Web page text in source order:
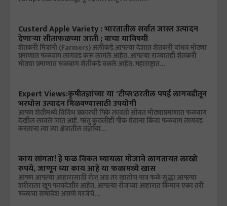
Custerd Apple Variety : भारतातील सर्वात जास्त उत्पादन
देणाऱ्या सीताफळच्या जाती ; वाचा याविषयी
शेतकरी मित्रांनो (Farmers) अलीकडे आपल्या देशात शेतकरी बांधव मोठ्या
प्रमाणात फळबाग लागवड करू लागले आहेत. आपल्या राज्यातही शेतकरी
मोठ्या प्रमाणात फळबाग शेतीकडे वळले आहेत. महाराष्ट्रात…
Expert Views:कृषीतज्ञांच्या या 'टीप्स'ठरतील पपई लागवडीतून
भरघोस उत्पादन मिळवण्यासाठी उपयोगी
आपण शेतीमध्ये विविध प्रकारची पिके लावतो सोबत मोठ्याप्रमाणात फळबाग
देखील लावले जात आहे. परंतु कुठलीही पीक घेताना किंवा फळबाग लागवड
करताना त्या त्या क्षेत्रातील तज्ञांचा…
काय सांगता! हे फळ विकत घ्यायला मोजावे लागतायत लाखो
रुपये, जाणून घ्या काय आहे या फळामध्ये खास
आपण आपल्या आहारासाठी रोज अन्न तर खातोच मात्र फळे सुद्धा आपल्या
शरीराला खूप फायदेशीर आहेत. आपल्या रोजच्या आहारात किमान एका तरी
फळाचा समावेश असणे गरजेचे…